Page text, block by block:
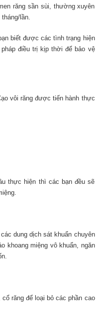
răng sần sùi, thường xuyên
lần.
biết được các tình trạng hiện
điều trị kịp thời để bảo vệ
vôi răng được tiến hành thực
thực hiện thì các bạn đều sẽ
dung dịch sát khuẩn chuyên
khoang miệng vô khuẩn, ngăn
răng để loại bỏ các phần cao